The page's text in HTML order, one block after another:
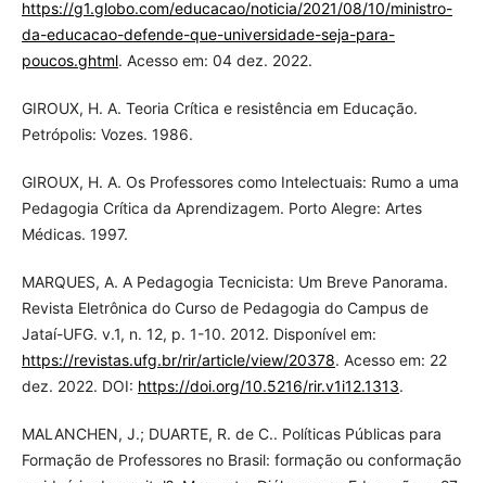
https://g1.globo.com/educacao/noticia/2021/08/10/ministro-
da-educacao-defende-que-universidade-seja-para-
poucos.ghtml. Acesso em: 04 dez. 2022.
GIROUX, H. A. Teoria Crítica e resistência em Educação.
Petrópolis: Vozes. 1986.
GIROUX, H. A. Os Professores como Intelectuais: Rumo a uma
Pedagogia Crítica da Aprendizagem. Porto Alegre: Artes
Médicas. 1997.
MARQUES, A. A Pedagogia Tecnicista: Um Breve Panorama.
Revista Eletrônica do Curso de Pedagogia do Campus de
Jataí-UFG. v.1, n. 12, p. 1-10. 2012. Disponível em:
https://revistas.ufg.br/rir/article/view/20378. Acesso em: 22
dez. 2022. DOI: https://doi.org/10.5216/rir.v1i12.1313.
MALANCHEN, J.; DUARTE, R. de C.. Políticas Públicas para
Formação de Professores no Brasil: formação ou conformação